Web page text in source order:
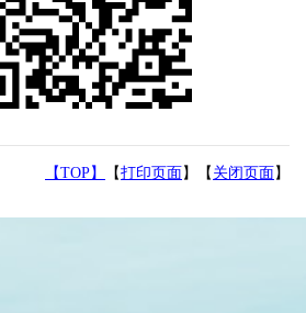
【TOP】 【打印页面 】【 关闭页面 】